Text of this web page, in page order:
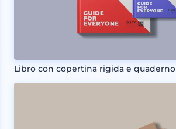
Libro con copertina rigida e quaderno